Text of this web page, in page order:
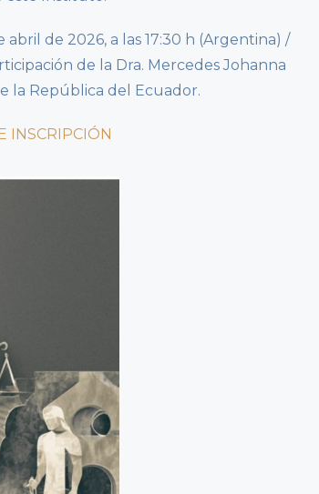
de 2026, a las 17:30 h (Argentina) /
de la Dra. Mercedes Johanna
la República del Ecuador.
INSCRIPCIÓN